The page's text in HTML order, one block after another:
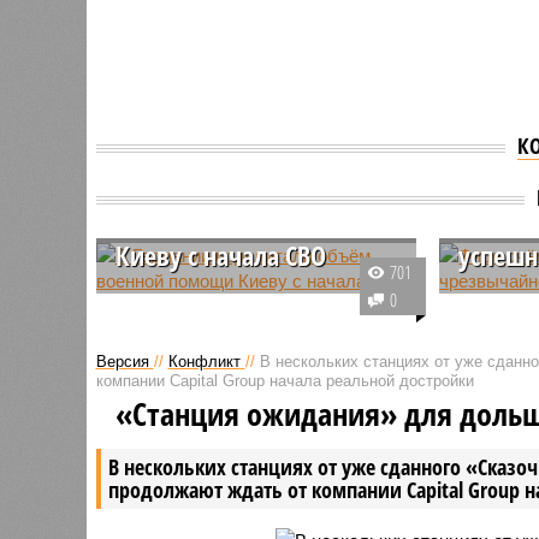
В Германии подсчитали
Киеву с начала СВО
Согласно данным, озвученным в
правительстве ФРГ, за всё время
Украине военную помощь на
сумму в размере 55 миллиардов
долларов.
701
0
Фицо
Глава
Роберт
Европой
Версия // Конфликт // В нескольких станциях от уже
компании Capital Group начала реальной достройки
В нескольких станциях от уже сданного
продолжают ждать от компании Capital Group
«Станция ожидания» для